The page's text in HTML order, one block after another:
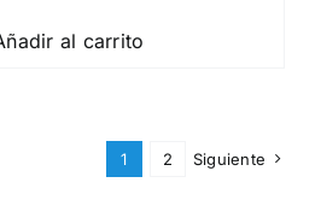
original
era:
actual
es:
al carrito
1 2 Siguiente